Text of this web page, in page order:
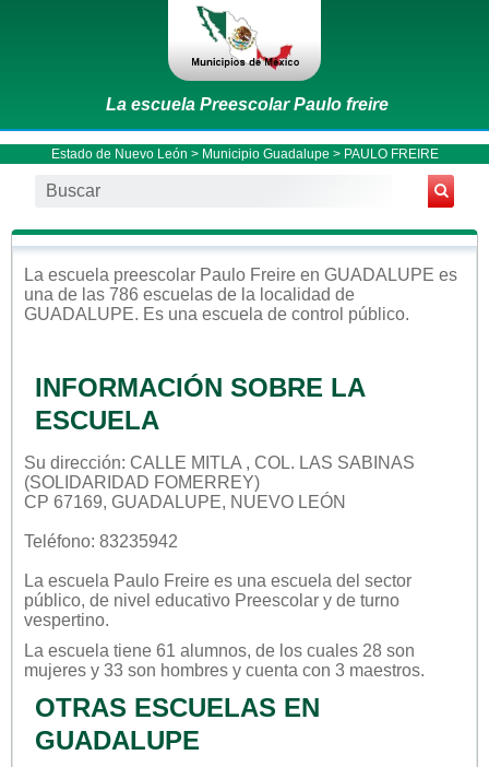
La escuela Preescolar Paulo freire
Estado de Nuevo León > Municipio Guadalupe > PAULO FREIRE
La escuela preescolar Paulo Freire en GUADALUPE es
una de las 786 escuelas de la localidad de
GUADALUPE. Es una escuela de control público.
INFORMACIÓN SOBRE LA
ESCUELA
Su dirección: CALLE MITLA , COL. LAS SABINAS
(SOLIDARIDAD FOMERREY)
CP 67169, GUADALUPE, NUEVO LEÓN
Teléfono: 83235942
La escuela Paulo Freire es una escuela del sector
público, de nivel educativo Preescolar y de turno
vespertino.
La escuela tiene 61 alumnos, de los cuales 28 son
mujeres y 33 son hombres y cuenta con 3 maestros.
OTRAS ESCUELAS EN
GUADALUPE